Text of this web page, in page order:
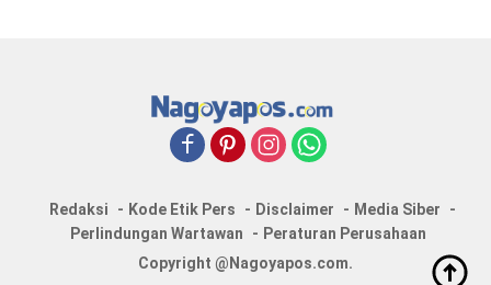
Redaksi Kode Etik Pers Disclaimer
Media Siber
Perlindungan Wartawan
Peraturan Perusahaan
Copyright @Nagoyapos.com.